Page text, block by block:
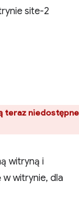
site-2
teraz
witryną i
witrynie, dla